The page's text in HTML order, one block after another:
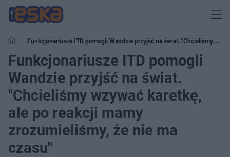
Funkcjonariusze ITD pomogli Wandzie przyjść na świat. "Chcieliśmy
wzywać karetkę, ale po reakcji mamy zrozumieliśmy, że nie ma czasu"
Funkcjonariusze ITD pomogli
Wandzie przyjść na świat.
"Chcieliśmy wzywać karetkę,
ale po reakcji mamy
zrozumieliśmy, że nie ma
czasu"